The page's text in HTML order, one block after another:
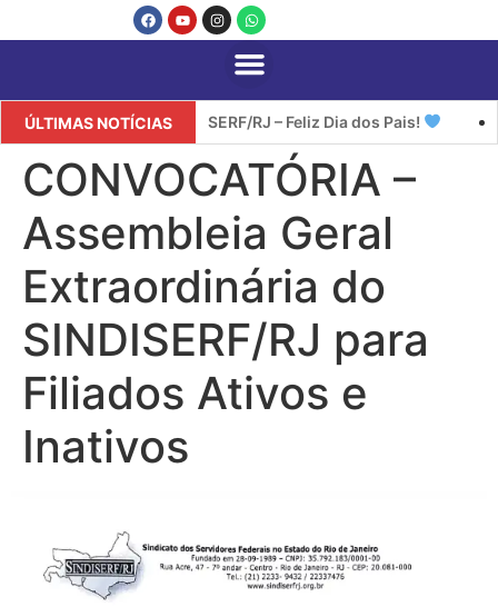
ÚLTIMAS NOTÍCIASSINDISERF/RJ – Feliz Dia dos Pais!
CONVOCATÓRIA –
Assembleia Geral
Extraordinária do
SINDISERF/RJ para
Filiados Ativos e
Inativos